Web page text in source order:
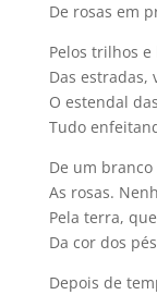
De rosas em
Pelos trilhos
Das estradas,
O estendal
Tudo
De um branco
As rosas.
Pela terra,
Da cor dos
Depois de